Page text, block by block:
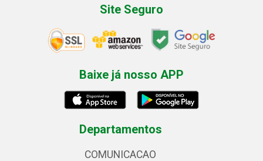
Site Seguro
Baixe já nosso APP
Departamentos
COMUNICACAO